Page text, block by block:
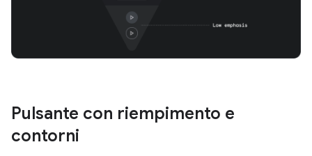
Pulsante con riempimento e
contorni